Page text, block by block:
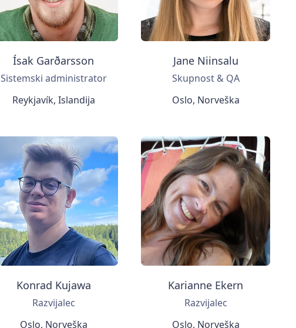
Ísak Garðarsson
Sistemski administrator
Reykjavík, Islandija
Jane Niinsalu
Skupnost & QA
Oslo, Norveška
Konrad Kujawa
Razvijalec
Oslo, Norveška
Karianne Ekern
Razvijalec
Oslo, Norveška